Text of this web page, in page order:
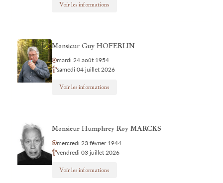
Voir les informations
Monsieur Guy HOFERLIN
mardi 24 août 1954
samedi 04 juillet 2026
Voir les informations
Monsieur Humphrey Roy MARCKS
mercredi 23 février 1944
vendredi 03 juillet 2026
Voir les informations